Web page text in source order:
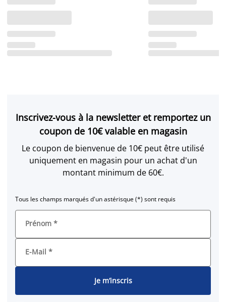
Inscrivez-vous à la newsletter et remportez un
coupon de 10€ valable en magasin
Le coupon de bienvenue de 10€ peut être utilisé
uniquement en magasin pour un achat d'un
montant minimum de 60€.
Tous les champs marqués d'un astérisque (*) sont requis
Prénom *
E-Mail *
Je m’inscris